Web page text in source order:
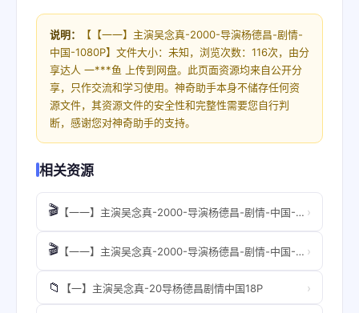
说明：
【【一一】主演吴念真-2000-导演杨德昌-剧情-
中国-1080P】文件大小：未知，浏览次数：116次，由分
享达人 一***鱼 上传到网盘。此页面资源均来自公开分
享，只作交流和学习使用。神奇助手本身不储存任何资
源文件，其资源文件的安全性和完整性需要您自行判
断，感谢您对神奇助手的支持。
相关资源
🎬 【一一】主演吴念真-2000-导演杨德昌-剧情-中国-1080P ›
🎬 【一一】主演吴念真-2000-导演杨德昌-剧情-中国-1080P ›
📁 【一】主演吴念真-20导杨德昌剧情中国18P ›